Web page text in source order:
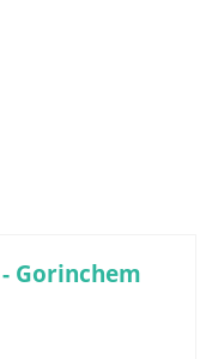
Gorinchem